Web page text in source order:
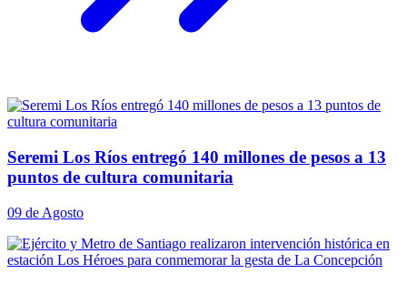
Seremi Los Ríos entregó 140 millones de pesos a 13
puntos de cultura comunitaria
09 de Agosto